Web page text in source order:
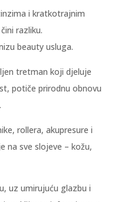
i kratkotrajnim
razliku.
beauty usluga.
tretman koji djeluje
potiče prirodnu obnovu
rollera, akupresure i
na sve slojeve – kožu,
uz umirujuću glazbu i